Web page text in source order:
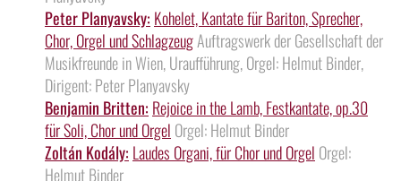
Peter Planyavsky: Kohelet, Kantate für Bariton, Sprecher,
Chor, Orgel und SchlagzeugAuftragswerk der Gesellschaft der
Musikfreunde in Wien, Uraufführung, Orgel: Helmut Binder,
Dirigent: Peter Planyavsky
Benjamin Britten: Rejoice in the Lamb, Festkantate, op.30
für Soli, Chor und Orgel Orgel: Helmut Binder
Zoltán Kodály: Laudes Organi, für Chor und Orgel Orgel:
Helmut Binder